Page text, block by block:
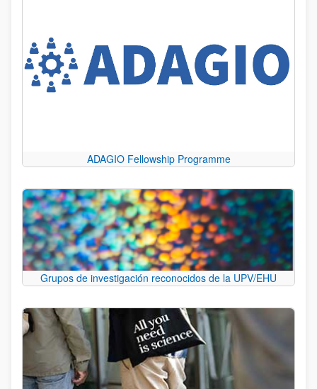
ADAGIO Fellowship Programme
Grupos de investigación reconocidos de la UPV/EHU